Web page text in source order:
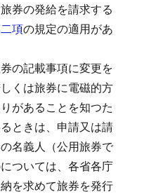
券の発給を請求する
項の規定の適用があ
の記載事項に変更を
くは旅券に電磁的方
があることを知つた
ときは、申請又は請
名義人（公用旅券で
ついては、各省各庁
を求めて旅券を発行